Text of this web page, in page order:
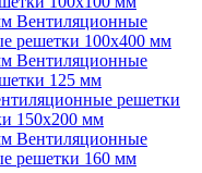
Вентиляционные
решетки 100х400 мм
Вентиляционные
125 мм
решетки
150х200 мм
Вентиляционные
решетки 160 мм